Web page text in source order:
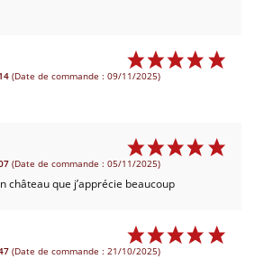
(Date de commande : 09/11/2025)
(Date de commande : 05/11/2025)
château que j’apprécie beaucoup
(Date de commande : 21/10/2025)